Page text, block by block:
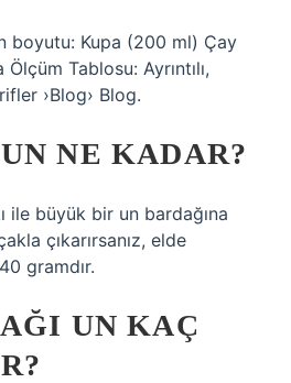
boyutu: Kupa (200 ml) Çay
Tablosu: Ayrıntılı,
›Blog› Blog.
NE KADAR?
ile büyük bir un bardağına
çıkarırsanız, elde
gramdır.
UN KAÇ